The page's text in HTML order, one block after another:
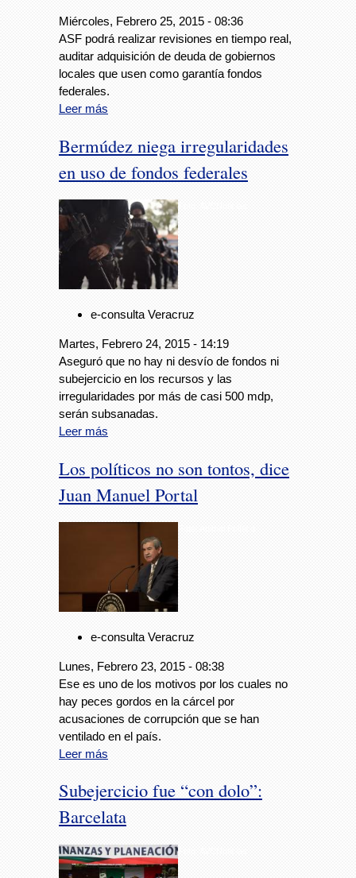
Miércoles, Febrero 25, 2015 - 08:36
ASF podrá realizar revisiones en tiempo real,
auditar adquisición de deuda de gobiernos
locales que usen como garantía fondos
federales.
Leer más
Bermúdez niega irregularidades
en uso de fondos federales
e-consulta Veracruz
Martes, Febrero 24, 2015 - 14:19
Aseguró que no hay ni desvío de fondos ni
subejercicio en los recursos y las
irregularidades por más de casi 500 mdp,
serán subsanadas.
Leer más
Los políticos no son tontos, dice
Juan Manuel Portal
e-consulta Veracruz
Lunes, Febrero 23, 2015 - 08:38
Ese es uno de los motivos por los cuales no
hay peces gordos en la cárcel por
acusaciones de corrupción que se han
ventilado en el país.
Leer más
Subejercicio fue “con dolo”:
Barcelata